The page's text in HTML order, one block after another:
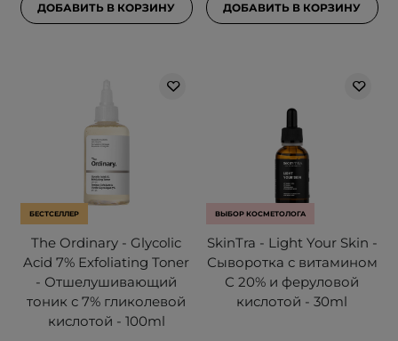
ДОБАВИТЬ В КОРЗИНУ ДОБАВИТЬ В КОРЗИНУ
БЕСТСЕЛЛЕР
The Ordinary - Glycolic
Acid 7% Exfoliating Toner
- Отшелушивающий
тоник с 7% гликолевой
кислотой - 100ml
ВЫБОР КОСМЕТОЛОГА
SkinTra - Light Your Skin -
Сыворотка с витамином
С 20% и феруловой
кислотой - 30ml